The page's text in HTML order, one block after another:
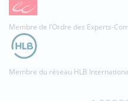
Membre de l’Ordre des Experts-
Membre du réseau HLB